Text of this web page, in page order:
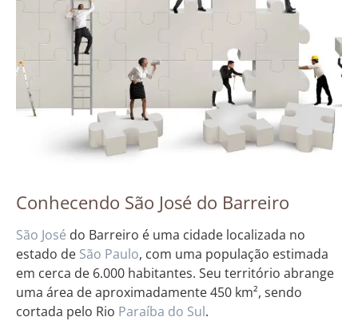
Conhecendo São José do Barreiro
São José do Barreiro é uma cidade localizada no
estado de São Paulo, com uma população estimada
em cerca de 6.000 habitantes. Seu território abrange
uma área de aproximadamente 450 km², sendo
cortada pelo Rio Paraíba do Sul.